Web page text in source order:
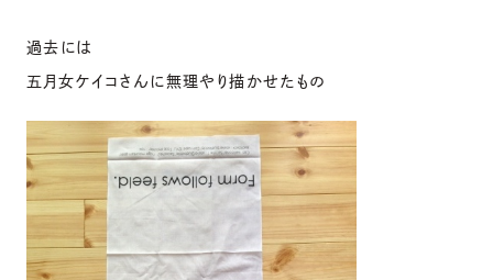
過去には
五月女ケイコさんに無理やり描かせたもの